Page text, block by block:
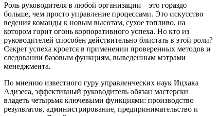
Роль руководителя в любой организации – это гораздо
больше, чем просто управление процессами. Это искусство
ведения команды к новым высотам, сухое топливо, на
котором горит огонь корпоративного успеха. Но кто из
руководителей способен действительно блистать в этой роли?
Секрет успеха кроется в применении проверенных методов и
следовании базовым функциям, выведенным мэтрами
менеджмента.
По мнению известного гуру управленческих наук Ицхака
Адизеса, эффективный руководитель обязан мастерски
владеть четырьмя ключевыми функциями: производство
результатов, администрирование, предпринимательство и